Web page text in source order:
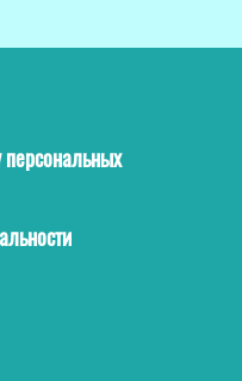
персональных